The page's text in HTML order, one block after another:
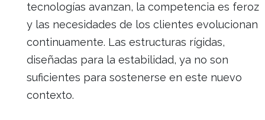
tecnologías avanzan, la competencia es feroz
y las necesidades de los clientes evolucionan
continuamente. Las estructuras rígidas,
diseñadas para la estabilidad, ya no son
suficientes para sostenerse en este nuevo
contexto.